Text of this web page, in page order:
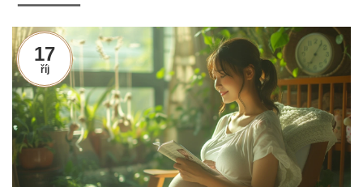
17
říj